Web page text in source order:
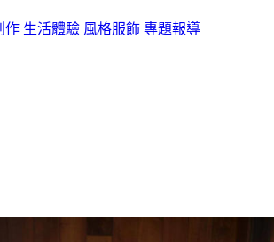
作 生活體驗 風格服飾 專題報導